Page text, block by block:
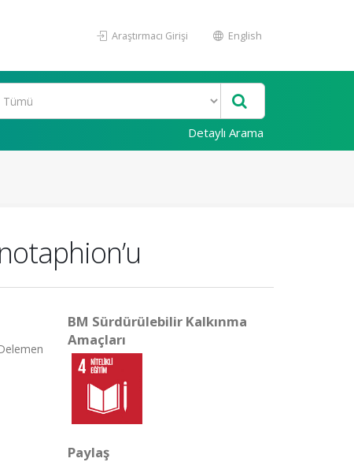
Araştırmacı Girişi English
Detaylı Arama
BM Sürdürülebilir Kalkınma
Amaçları
Paylaş